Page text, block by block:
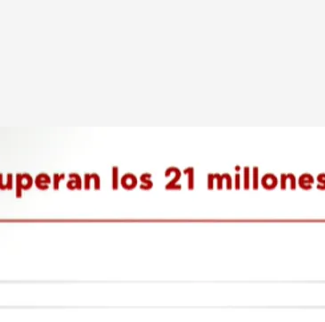
hasta las 9.999.282 mujeres empleadas
queda en 2.660.000, el nivel más bajo